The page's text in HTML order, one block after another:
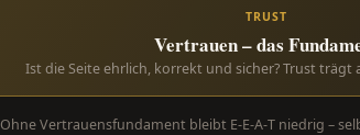
TRUST
Vertrauen – das
Ist die Seite ehrlich, korrekt und sicher? Trust trägt
Ohne Vertrauensfundament bleibt E-E-A-T niedrig –